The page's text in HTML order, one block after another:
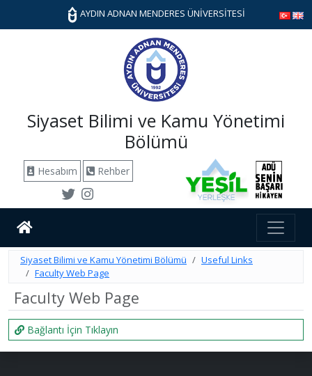
AYDIN ADNAN MENDERES ÜNİVERSİTESİ
Siyaset Bilimi ve Kamu Yönetimi
Bölümü
Hesabım Rehber
Siyaset Bilimi ve Kamu Yönetimi Bölümü
Useful Links
Faculty Web Page
Faculty Web Page
Bağlantı İçin Tıklayın